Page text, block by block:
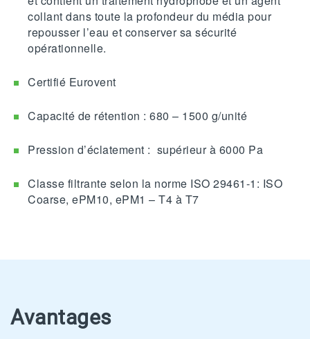
collant dans toute la profondeur du média pour
repousser l’eau et conserver sa sécurité
opérationnelle.
Certifié Eurovent
Capacité de rétention : 680 – 1500 g/unité
Pression d’éclatement : supérieur à 6000 Pa
Classe filtrante selon la norme ISO 29461-1: ISO
Coarse, ePM10, ePM1 – T4 à T7
Avantages